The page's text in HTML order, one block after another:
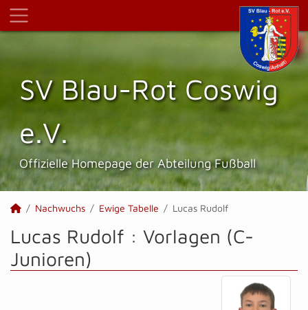
SV Blau-Rot Coswig
e.V.
Offizielle Homepage der Abteilung Fußball
Nachwuchs Ewige Tabelle Lucas Rudolf
Lucas Rudolf : Vorlagen (C-
Junioren)